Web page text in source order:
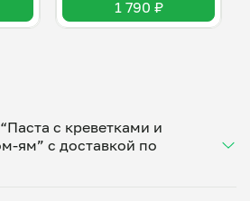
1 790 ₽
с креветками и
ям” с доставкой по